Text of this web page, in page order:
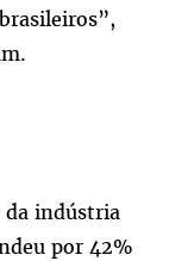
indústria
por 42%